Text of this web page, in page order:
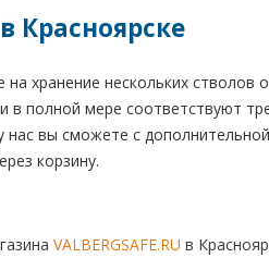
Красноярске
хранение нескольких стволов
в полной мере соответствуют
вы сможете с
корзину.
VALBERGSAFE.RU в